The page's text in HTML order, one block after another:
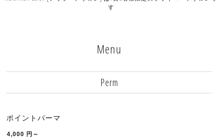
す
Menu
Perm
ポイントパーマ
4,000 円～